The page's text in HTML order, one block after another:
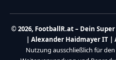
© 2026, FootballR.at – Dein
| Alexander Haidmayer IT |
Nutzung ausschließlich für